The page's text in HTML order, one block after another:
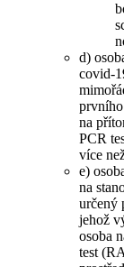
d)
covid-
na
PCR
více
e)
na
určený
jehož
osoba
test